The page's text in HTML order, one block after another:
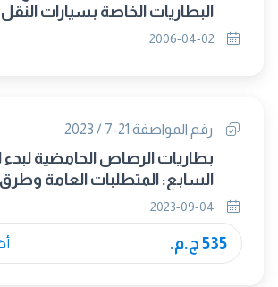
60095-4/1989 amd1/ 1996)
رقم المواصفة 21-7 / 2023
السابع: المتطلبات العامة وطرق
لبطاريات الموتوسيكلات
535 ج.م.